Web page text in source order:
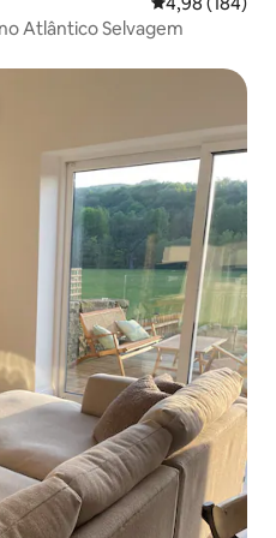
Atlântico Selvagem
hóspedes